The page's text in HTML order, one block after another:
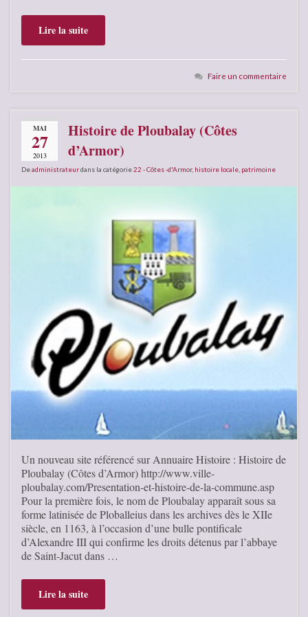
Lire la suite
Faire un commentaire
MAI
27
2013
Histoire de Ploubalay (Côtes
d’Armor)
Deadministrateurdans la catégorie22 - Côtes -d'Armor, histoire locale patrimoine
Un nouveau site référencé sur Annuaire Histoire : Histoire de
Ploubalay (Côtes d’Armor) http://www.ville-
ploubalay.com/Presentation-et-histoire-de-la-commune.asp
Pour la première fois, le nom de Ploubalay apparaît sous sa
forme latinisée de Ploballeius dans les archives dès le XIIe
siècle, en 1163, à l’occasion d’une bulle pontificale
d’Alexandre III qui confirme les droits détenus par l’abbaye
de Saint-Jacut dans …
Lire la suite